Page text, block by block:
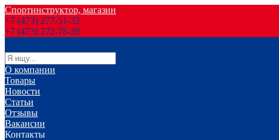
Спортинструктор, магазин
+7 (473) 277-51-32
+7 (473) 272-78-39
О компании
Товары
Новости
Статьи
Отзывы
Вакансии
Контакты